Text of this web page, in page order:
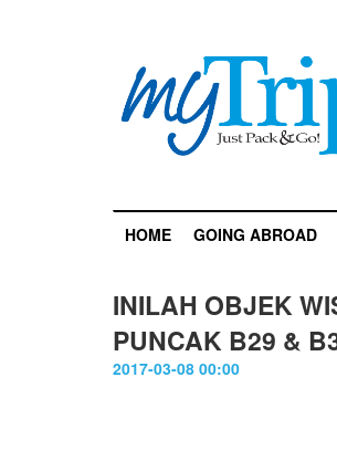
HOME GOING ABROAD
INILAH OBJEK
PUNCAK B29 &
2017-03-08 00:00